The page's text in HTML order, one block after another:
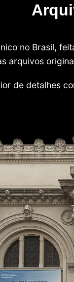
no Brasil,
arquivos
de detalhes